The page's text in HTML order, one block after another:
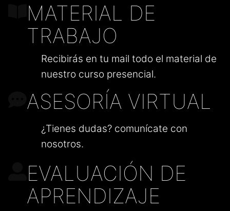
MATERIAL DE
TRABAJO
Recibirás en tu mail todo el material de
nuestro curso presencial.
ASESORÍA VIRTUAL
¿Tienes dudas? comunícate con
nosotros.
EVALUACIÓN DE
APRENDIZAJE